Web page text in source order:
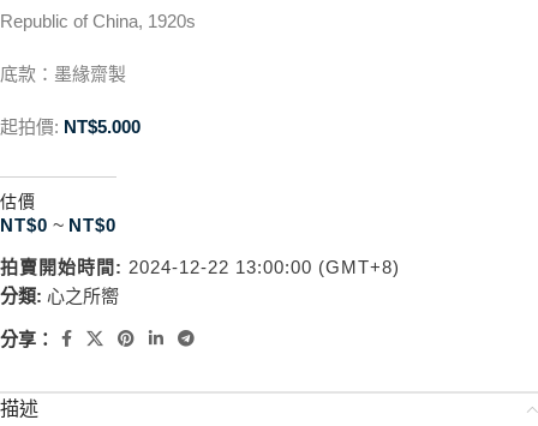
Republic of China, 1920s
底款：墨緣齋製
起拍價: NT$5.000
估價
NT$0 ~ NT$0
拍賣開始時間: 2024-12-22 13:00:00 (GMT+8)
分類: 心之所嚮
分享：
描述